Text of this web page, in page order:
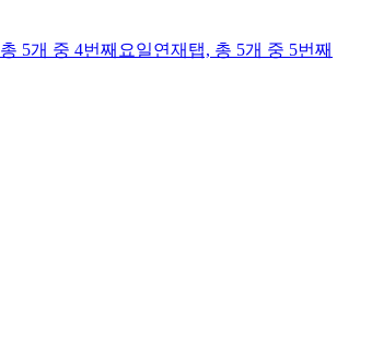
총 5개 중 4번째 요일연재 탭, 총 5개 중 5번째